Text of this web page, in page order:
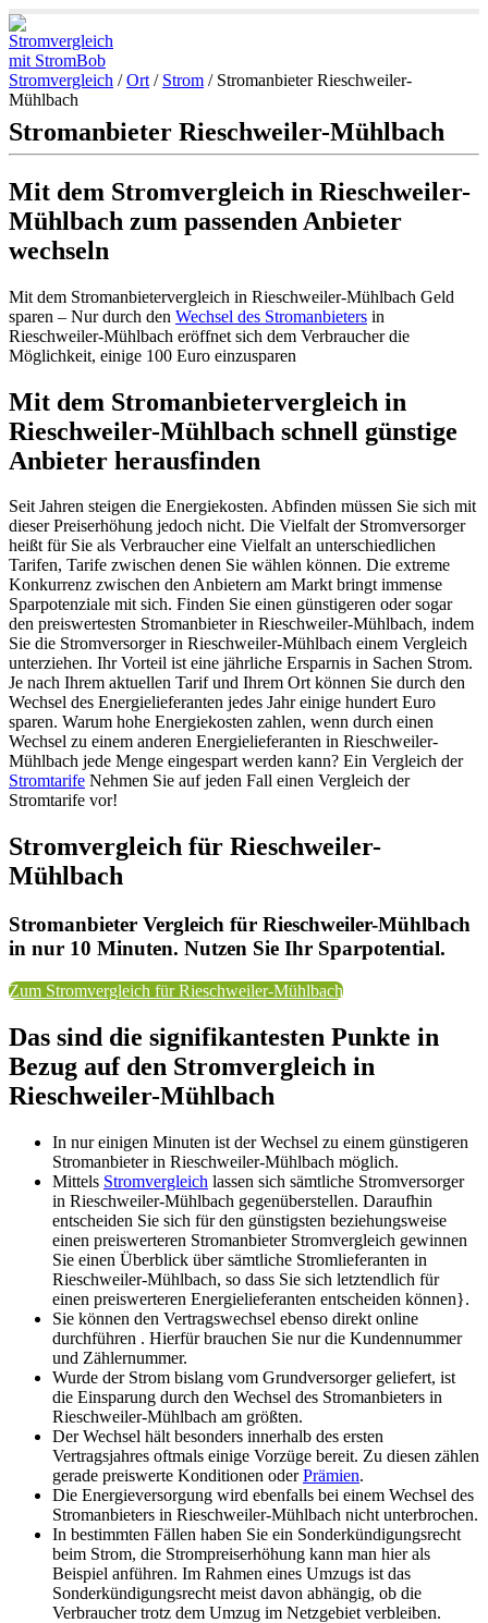
Stromvergleich /Ort / Strom / Stromanbieter Rieschweiler-
Mühlbach
Stromanbieter Rieschweiler-Mühlbach
Mit dem Stromvergleich in Rieschweiler-
Mühlbach zum passenden Anbieter
wechseln
Mit dem Stromanbietervergleich in Rieschweiler-Mühlbach Geld
sparen – Nur durch den Wechsel des Stromanbieters in
Rieschweiler-Mühlbach eröffnet sich dem Verbraucher die
Möglichkeit, einige 100 Euro einzusparen
Mit dem Stromanbietervergleich in
Rieschweiler-Mühlbach schnell günstige
Anbieter herausfinden
Seit Jahren steigen die Energiekosten. Abfinden müssen Sie sich mit
dieser Preiserhöhung jedoch nicht. Die Vielfalt der Stromversorger
heißt für Sie als Verbraucher eine Vielfalt an unterschiedlichen
Tarifen, Tarife zwischen denen Sie wählen können. Die extreme
Konkurrenz zwischen den Anbietern am Markt bringt immense
Sparpotenziale mit sich. Finden Sie einen günstigeren oder sogar
den preiswertesten Stromanbieter in Rieschweiler-Mühlbach, indem
Sie die Stromversorger in Rieschweiler-Mühlbach einem Vergleich
unterziehen. Ihr Vorteil ist eine jährliche Ersparnis in Sachen Strom.
Je nach Ihrem aktuellen Tarif und Ihrem Ort können Sie durch den
Wechsel des Energielieferanten jedes Jahr einige hundert Euro
sparen. Warum hohe Energiekosten zahlen, wenn durch einen
Wechsel zu einem anderen Energielieferanten in Rieschweiler-
Mühlbach jede Menge eingespart werden kann? Ein Vergleich der
Stromtarife Nehmen Sie auf jeden Fall einen Vergleich der
Stromtarife vor!
Stromvergleich für Rieschweiler-
Mühlbach
Stromanbieter Vergleich für Rieschweiler-Mühlbach
in nur 10 Minuten. Nutzen Sie Ihr Sparpotential.
Zum Stromvergleich für Rieschweiler-Mühlbach
Das sind die signifikantesten Punkte in
Bezug auf den Stromvergleich in
Rieschweiler-Mühlbach
In nur einigen Minuten ist der Wechsel zu einem günstigeren
Stromanbieter in Rieschweiler-Mühlbach möglich.
Mittels Stromvergleich lassen sich sämtliche Stromversorger
in Rieschweiler-Mühlbach gegenüberstellen. Daraufhin
entscheiden Sie sich für den günstigsten beziehungsweise
einen preiswerteren Stromanbieter Stromvergleich gewinnen
Sie einen Überblick über sämtliche Stromlieferanten in
Rieschweiler-Mühlbach, so dass Sie sich letztendlich für
einen preiswerteren Energielieferanten entscheiden können}.
Sie können den Vertragswechsel ebenso direkt online
durchführen . Hierfür brauchen Sie nur die Kundennummer
und Zählernummer.
Wurde der Strom bislang vom Grundversorger geliefert, ist
die Einsparung durch den Wechsel des Stromanbieters in
Rieschweiler-Mühlbach am größten.
Der Wechsel hält besonders innerhalb des ersten
Vertragsjahres oftmals einige Vorzüge bereit. Zu diesen zählen
gerade preiswerte Konditionen oderPrämien.
Die Energieversorgung wird ebenfalls bei einem Wechsel des
Stromanbieters in Rieschweiler-Mühlbach nicht unterbrochen.
In bestimmten Fällen haben Sie ein Sonderkündigungsrecht
beim Strom, die Strompreiserhöhung kann man hier als
Beispiel anführen. Im Rahmen eines Umzugs ist das
Sonderkündigungsrecht meist davon abhängig, ob die
Verbraucher trotz dem Umzug im Netzgebiet verbleiben.